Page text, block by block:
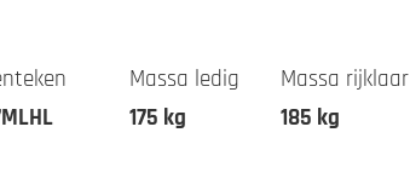
Massa ledig
175 kg
Massa rijklaar
185 kg